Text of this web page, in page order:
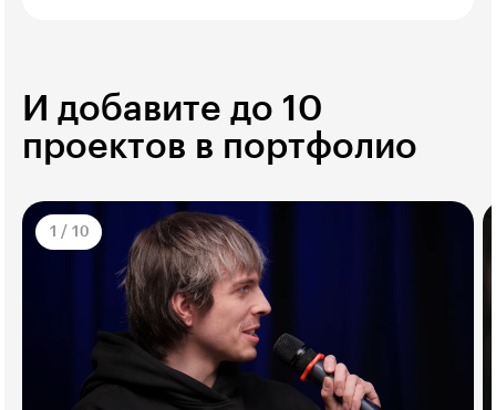
И добавите до 10
проектов в портфолио
1 / 10